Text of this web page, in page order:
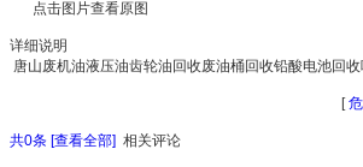
点击图片查看原图
详细说明
唐山废机油液压油齿轮油回收废油桶回收铅酸电池回
[
共0条 [查看全部] 相关评论